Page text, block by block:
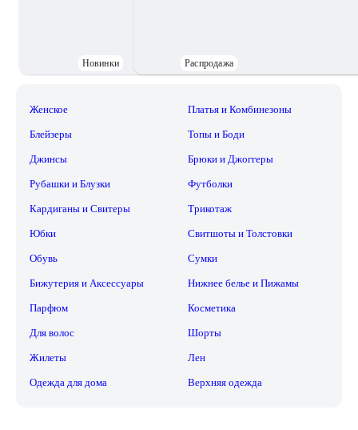
Новинки Распродажа
Женское Платья и Комбинезоны
Блейзеры Топы и Боди
Джинсы Брюки и Джоггеры
Рубашки и Блузки Футболки
Кардиганы и Свитеры Трикотаж
Юбки Свитшоты и Толстовки
Обувь Сумки
Бижутерия и Аксессуары Нижнее белье и Пижамы
Парфюм Косметика
Для волос Шорты
Жилеты Лен
Одежда для дома Верхняя одежда